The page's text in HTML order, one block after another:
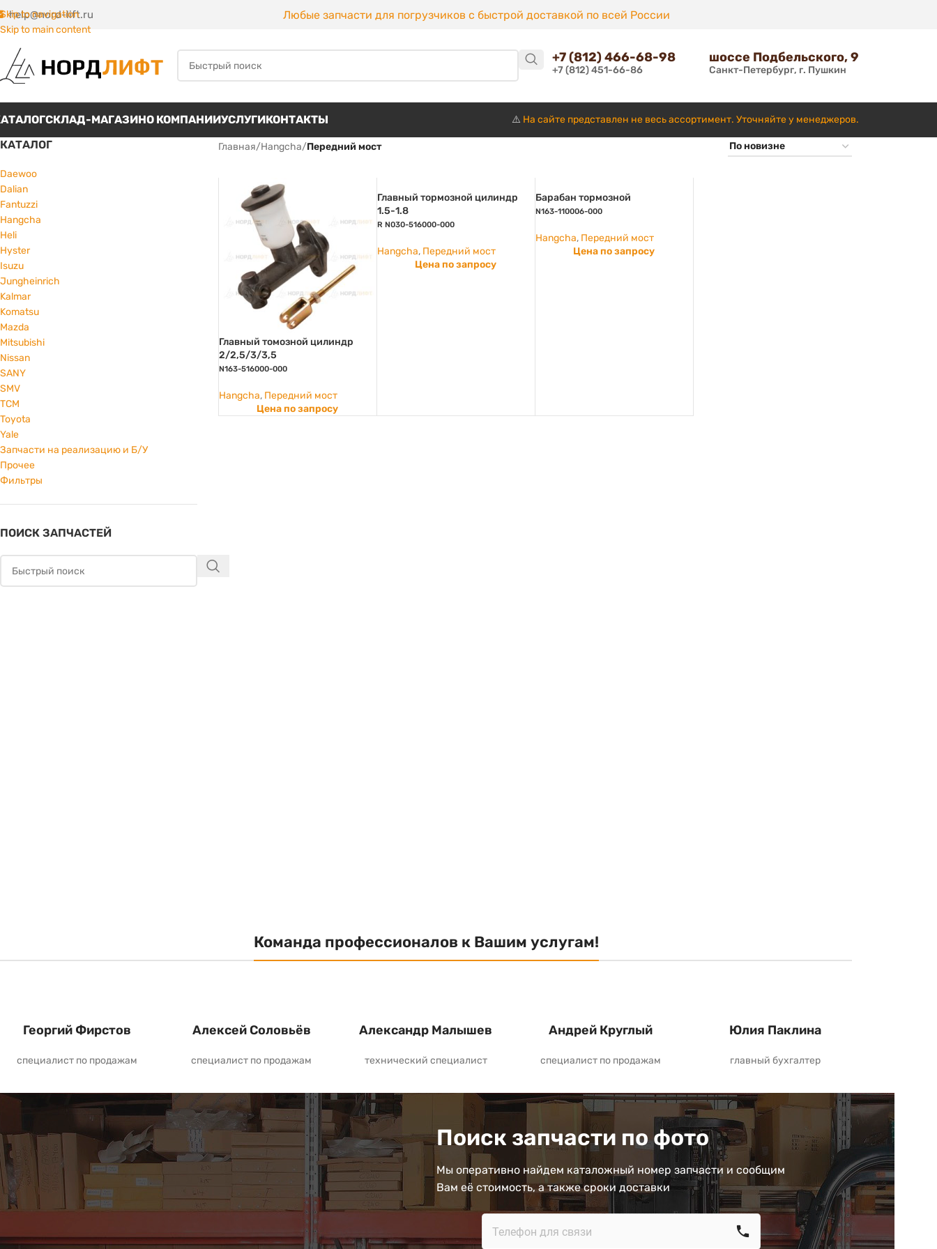
Skip to navigation
Skip to main content
help@nord-lift.ru Любые запчасти для погрузчиков с быстрой доставкой по всей России
+7 (812) 466-68-98
+7 (812) 451-66-86
шоссе Подбельского, 9
Санкт-Петербург, г. Пушкин
СКЛАД-МАГАЗИНО КОМПАНИИУСЛУГИКОНТАКТЫ ⚠️ На сайте представлен не весь ассортимент. Уточняйте у менеджеров.
КАТАЛОГ
Daewoo
Dalian
Fantuzzi
Hangcha
Heli
Hyster
Isuzu
Jungheinrich
Kalmar
Komatsu
Mazda
Mitsubishi
Nissan
SANY
SMV
TCM
Toyota
Yale
Запчасти на реализацию и Б/У
Прочее
Фильтры
ПОИСК ЗАПЧАСТЕЙ
Главная/Hangcha/Передний мост
Главный томозной цилиндр
2/2,5/3/3,5
N163-516000-000
Hangcha, Передний мост
Цена по запросу
Главный тормозной цилиндр
1.5-1.8
R N030-516000-000
Hangcha, Передний мост
Цена по запросу
Барабан тормозной
N163-110006-000
Hangcha, Передний мост
Цена по запросу
Команда профессионалов к Вашим услугам!
Георгий Фирстов
специалист по продажам
Алексей Соловьёв
специалист по продажам
Александр Малышев
технический специалист
Андрей Круглый
специалист по продажам
Юлия Паклина
главный бухгалтер
Поиск запчасти по фото
Мы оперативно найдем каталожный номер запчасти и сообщим
Вам её стоимость, а также сроки доставки
call